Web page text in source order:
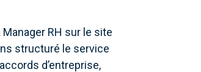
RH sur le site
structuré le service
d’entreprise,